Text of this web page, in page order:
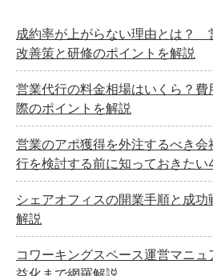
成約率が上がらない理由とは？
改善策と研修のポイントを解説
営業代行の料金相場はいくら？費
際のポイントを解説
営業のアポ獲得を外注するべき
行を検討する前に知っておきた
シェアオフィスの開業手順と成
解説
コワーキングスペース運営マニ